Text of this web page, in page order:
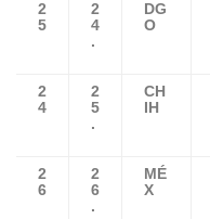
2
5
2
4
.
DG
O
2
4
2
5
.
CH
IH
2
6
2
6
.
MÉ
X